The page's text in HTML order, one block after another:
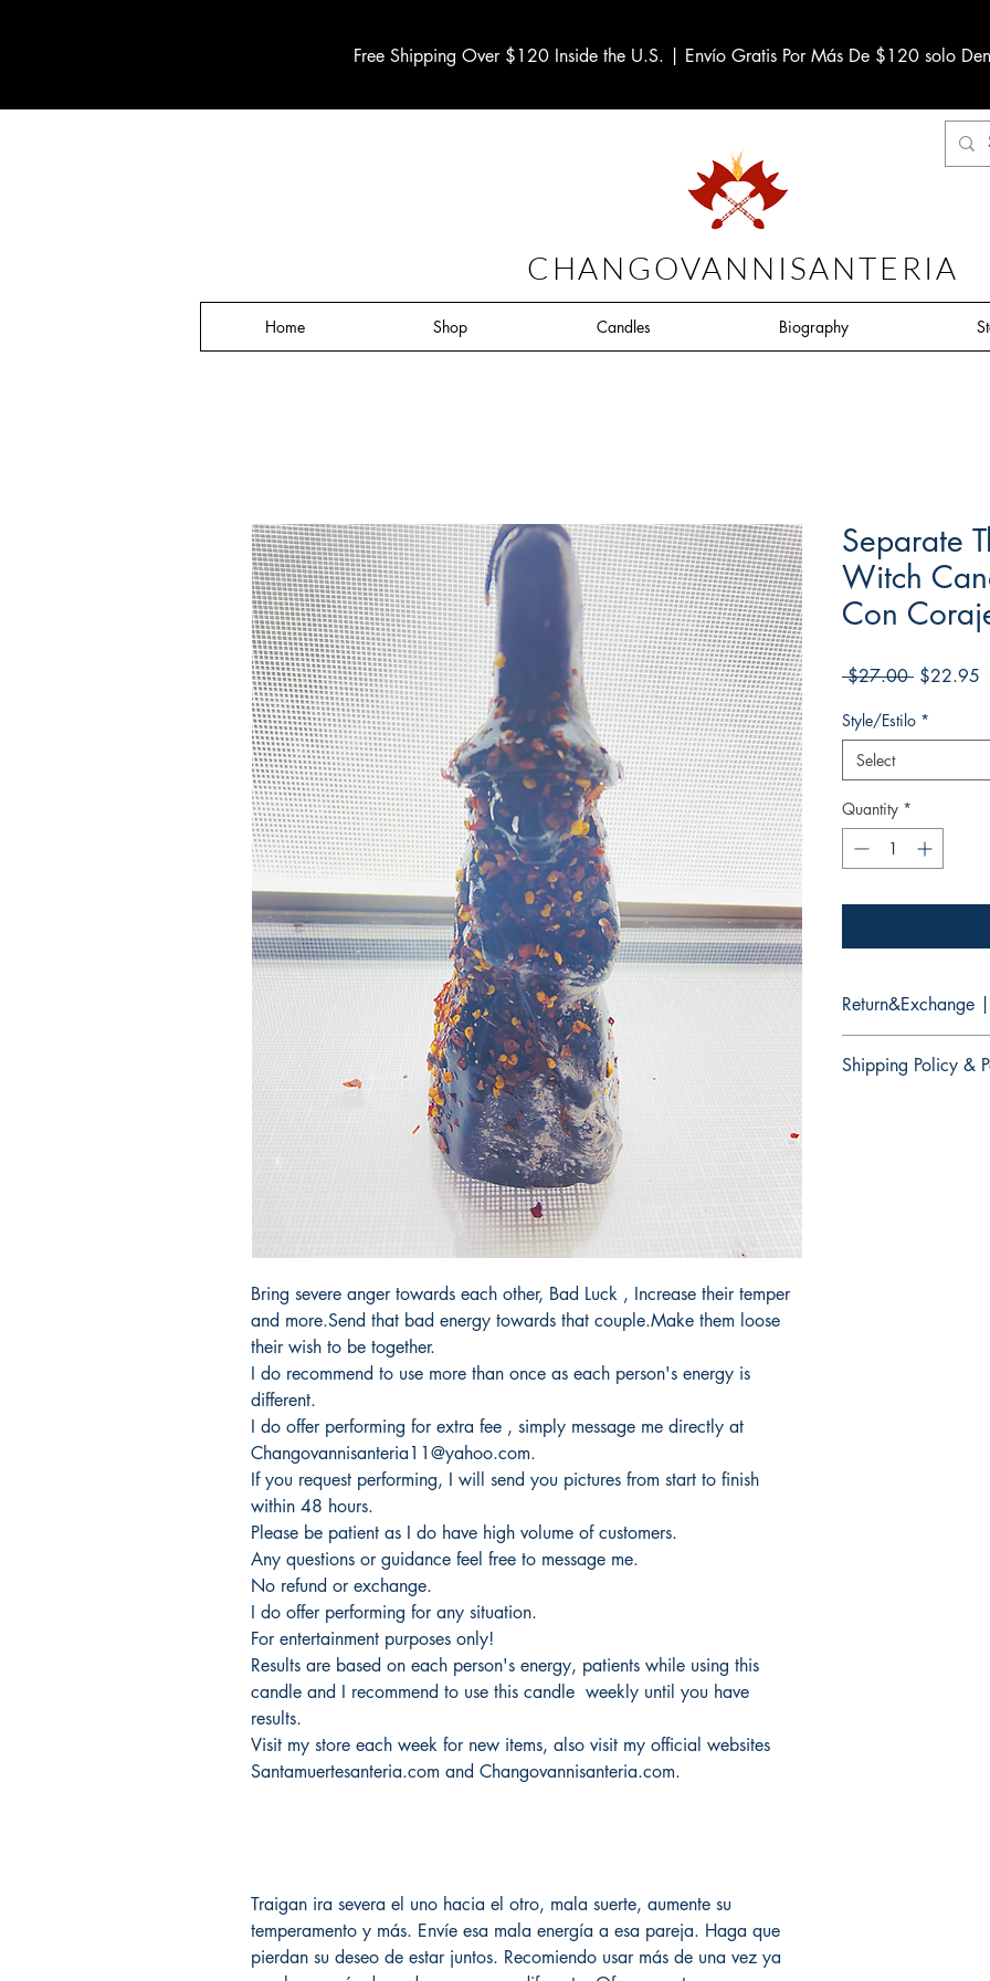
Free Shipping Over $120 Inside the U.S. | Envío Gratis Por Más De $120 solo
CHANGOVANNISANTERIA
Home Shop Candles Biography
Bring severe anger towards each other, Bad Luck , Increase their temper
and more.Send that bad energy towards that couple.Make them loose
their wish to be together.
I do recommend to use more than once as each person's energy is
different.
I do offer performing for extra fee , simply message me directly at
Changovannisanteria11@yahoo.com.
If you request performing, I will send you pictures from start to finish
within 48 hours.
Please be patient as I do have high volume of customers.
Any questions or guidance feel free to message me.
No refund or exchange.
I do offer performing for any situation.
For entertainment purposes only!
Results are based on each person's energy, patients while using this
candle and I recommend to use this candle weekly until you have
results.
Visit my store each week for new items, also visit my official websites
Santamuertesanteria.com and Changovannisanteria.com.
Traigan ira severa el uno hacia el otro, mala suerte, aumente su
temperamento y más. Envíe esa mala energía a esa pareja. Haga que
pierdan su deseo de estar juntos. Recomiendo usar más de una vez ya
Separate
Witch
Con
$27.00 Regular
$22.95
Style/Estilo *
Select
Quantity *
Return&Exchange
No hay devoluciones
Shipping Policy &